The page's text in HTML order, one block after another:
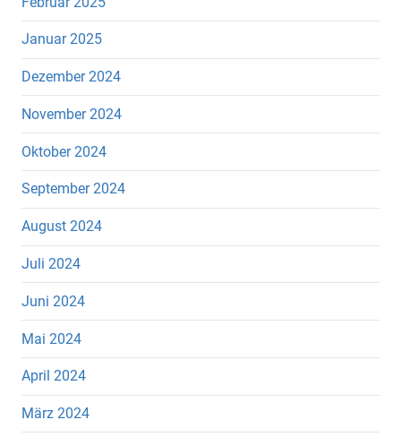
Januar 2025
Dezember 2024
November 2024
Oktober 2024
September 2024
August 2024
Juli 2024
Juni 2024
Mai 2024
April 2024
März 2024